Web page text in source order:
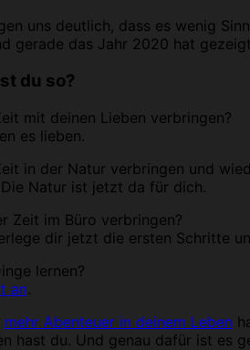
uns deutlich, dass es wenig
gerade das Jahr 2020 hat
du so?
mit deinen Lieben verbringen?
es lieben.
in der Natur verbringen und
Die Natur ist jetzt da für dich.
Zeit im Büro verbringen?
dir jetzt die ersten Schritte
lernen?
an.
mehr Abenteuer in deinem Leben
hast du. Und genau dafür ist es